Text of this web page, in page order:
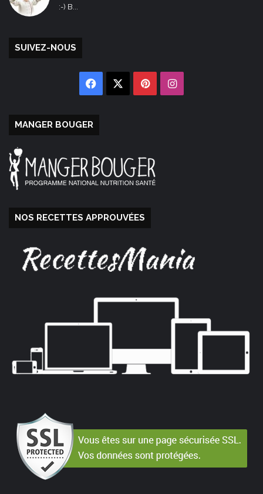
:-) B...
SUIVEZ-NOUS
Facebook PinterestInstagram
MANGER BOUGER
NOS RECETTES APPROUVÉES